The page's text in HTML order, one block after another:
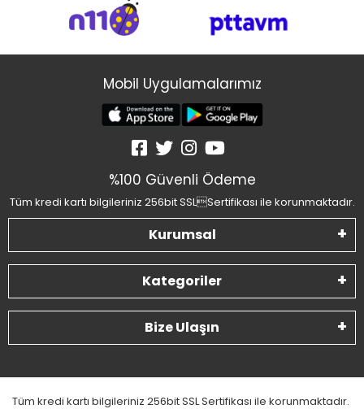
Mobil Uygulamalarımız
%100 Güvenli Ödeme
Tüm kredi kartı bilgileriniz 256bit SSLSertifikası ile korunmaktadır.
Kurumsal
Kategoriler
Bize Ulaşın
Tüm kredi kartı bilgileriniz 256bit SSL Sertifikası ile korunmaktadır.